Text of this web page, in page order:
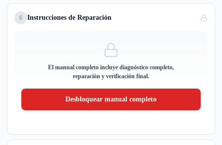
6 Instrucciones de Reparación
El manual completo incluye diagnóstico completo,
reparación y verificación final.
Desbloquear manual completo